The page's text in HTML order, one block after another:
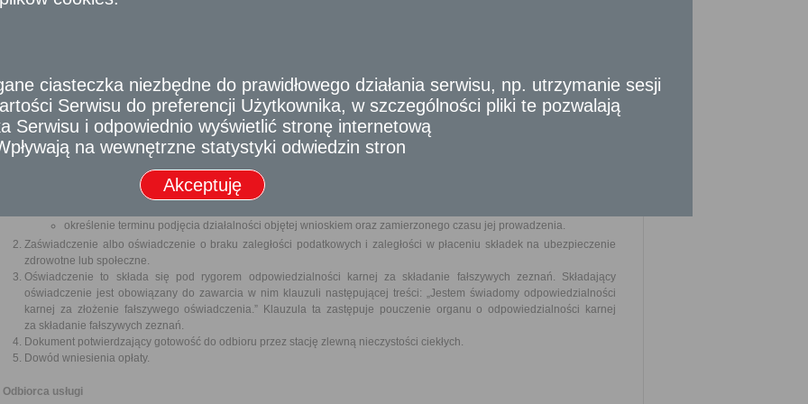
gospodarczej (Dz.U. z 2016 r. poz. 1829, 1948, 1997 i 2255 oraz z 2017 r. poz. 460 i 819).
imię i nazwisko lub nazwę oraz adres zamieszkania lub siedziby przedsiębiorcy ubiegającego się o zezwolenie,
oraz jego numer identyfikacji podatkowej (NIP);
określenie przedmiotu i obszaru działalności;
określenie środków technicznych, jakimi dysponuje ubiegający się o zezwolenie na prowadzenie działalności
objętej wnioskiem;
informacje o technologiach stosowanych lub przewidzianych do stosowania przy świadczeniu usług w zakresie
działalności objętej wnioskiem;
proponowane zabiegi z zakresu ochrony środowiska i ochrony sanitarnej planowane po zakończeniu
określenie terminu podjęcia działalności objętej wnioskiem oraz zamierzonego czasu jej prowadzenia.
Zaświadczenie albo oświadczenie o braku zaległości podatkowych i zaległości w płaceniu składek na ubezpieczenie
zdrowotne lub społeczne.
Oświadczenie to składa się pod rygorem odpowiedzialności karnej za składanie fałszywych zeznań. Składający
oświadczenie jest obowiązany do zawarcia w nim klauzuli następującej treści: „Jestem świadomy odpowiedzialności
karnej za złożenie fałszywego oświadczenia.” Klauzula ta zastępuje pouczenie organu o odpowiedzialności karnej
za składanie fałszywych zeznań.
Dokument potwierdzający gotowość do odbioru przez stację zlewną nieczystości ciekłych.
Dowód wniesienia opłaty.
Odbiorca usługi
ciasteczka niezbędne do prawidłowego działania serwisu, np. utrzymanie sesji
Serwisu do preferencji Użytkownika, w szczególności pliki te pozwalają
Serwisu i odpowiednio wyświetlić stronę internetową
na wewnętrzne statystyki odwiedzin stron
Akceptuję